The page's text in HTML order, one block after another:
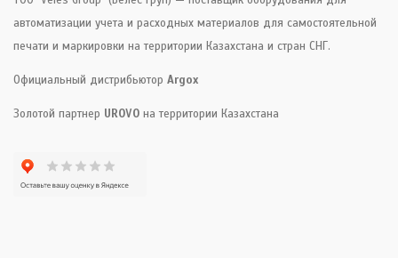
автоматизации учета и расходных материалов для самостоятельной
печати и маркировки на территории Казахстана и стран СНГ.
Официальный дистрибьютор Argox
Золотой партнер UROVO на территории Казахстана